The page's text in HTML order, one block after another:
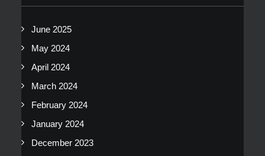
June 2025
May 2024
April 2024
March 2024
February 2024
January 2024
December 2023